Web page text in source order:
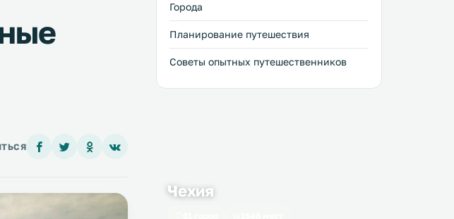
Города
Планирование путешествия
Советы опытных путешественников
Чехия